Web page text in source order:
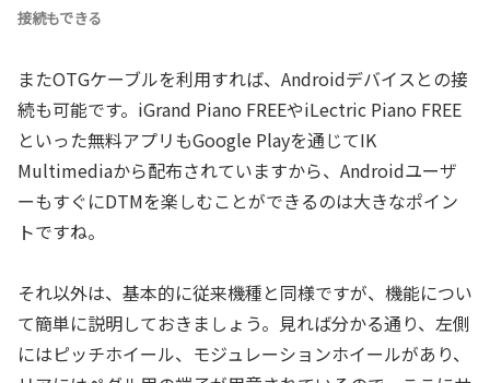
接続もできる
またOTGケーブルを利用すれば、Androidデバイスとの接
続も可能です。iGrand Piano FREEやiLectric Piano FREE
といった無料アプリもGoogle Playを通じてIK
Multimediaから配布されていますから、Androidユーザ
ーもすぐにDTMを楽しむことができるのは大きなポイン
トですね。
それ以外は、基本的に従来機種と同様ですが、機能につい
て簡単に説明しておきましょう。見れば分かる通り、左側
にはピッチホイール、モジュレーションホイールがあり、